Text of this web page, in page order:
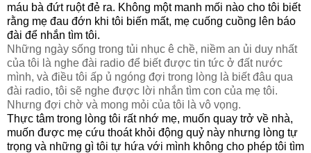
máu bà đứt ruột đẻ ra. Không một manh mối nào cho tôi biết
rằng mẹ đau đớn khi tôi biến mất, mẹ cuống cuồng lên báo
đài để nhắn tìm tôi.
Những ngày sống trong tủi nhục ê chề, niềm an ủi duy nhất
của tôi là nghe đài radio để biết được tin tức ở đất nước
mình, và điều tôi ấp ủ ngóng đợi trong lòng là biết đâu qua
đài radio, tôi sẽ nghe được lời nhắn tìm con của mẹ tôi.
Nhưng đợi chờ và mong mỏi của tôi là vô vọng.
Thực tâm trong lòng tôi rất nhớ mẹ, muốn quay trở về nhà,
muốn được mẹ cứu thoát khỏi động quỷ này nhưng lòng tự
trọng và những gì tôi tự hứa với mình không cho phép tôi tìm